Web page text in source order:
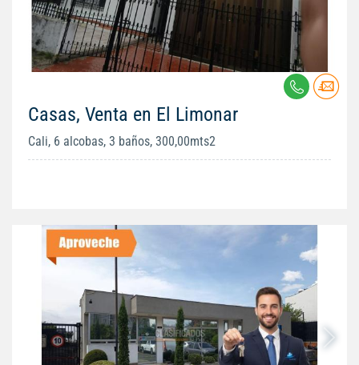
Casas, Venta en El Limonar
Cali, 6 alcobas, 3 baños, 300,00mts2